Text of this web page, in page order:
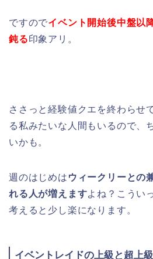
ですのでイベント開始後中盤以
鈍る印象アリ。
ささっと経験値クエを終わらせ
る私みたいな人間もいるので、
いかも。
週のはじめは ウィークリーとの
れる人が増えますよね？こうい
考えると少し楽になります。
イベントレイドの上級と超上級